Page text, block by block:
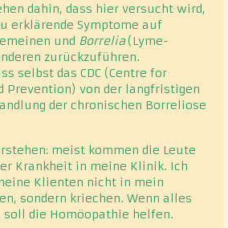
dahin, dass hier versucht wird,
erklärende Symptome auf
und Borrelia(Lyme-
zurückzuführen.
selbst das CDC (Centre for
Prevention) von der langfristigen
der chronischen Borreliose
meist kommen die Leute
Krankheit in meine Klinik. Ich
Klienten nicht in mein
sondern kriechen. Wenn alles
soll die Homöopathie helfen.